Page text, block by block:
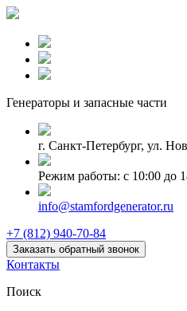
Генераторы и запаcные части
г. Санкт-Петербург, ул.
Режим работы: с 10:00 до
info@stamfordgenerator.ru
+7 (812) 940-70-84
Заказать обратный звонок
Контакты
Поиск